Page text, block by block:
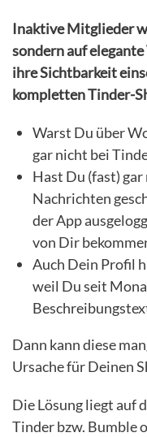
Inaktive Mitglieder
sondern auf
ihre Sichtbarkeit
kompletten Tinder-
Warst Du über
gar nicht bei
Hast Du (fast)
Nachrichten
der App
von Dir
Auch Dein Profil
weil Du seit
Dann kann diese
Ursache für Deinen
Die Lösung liegt auf
Tinder bzw. Bumble